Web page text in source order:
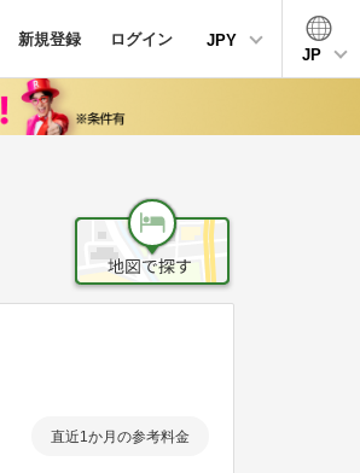
新規登録 ログイン
JPY
JP
直近1か月の参考料金